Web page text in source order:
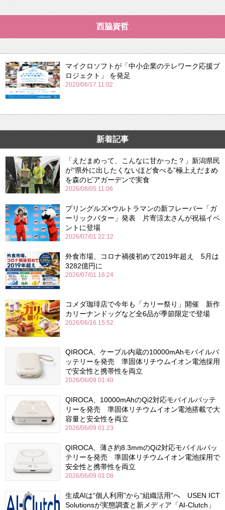
西脇資哲
マイクロソフトが「中小企業のテレワーク応援プ
ロジェクト」 を発足
2020/06/17 11:02
新着記事
「えだまめって、こんなに甘かった？」新潟県民
が“県外に出したくないほど食べる”極上えだまめ
を森のビアガーデンで実食
2026/08/05 11:06
プリングルズ×ウルトラマンの新フレーバー「ガ
ーリックバター」発表 片寄涼太さんが祝福イベ
ントに登場
2026/07/01 22:12
外食市場、コロナ禍後初めて2019年超え 5月は
3282億円に
2026/07/01 16:24
コメダ珈琲店で今年も「カリー祭り」開催 新作
カリーナンドッグなど全6品が季節限定で登場
2026/06/16 15:52
QIROCA、ケーブル内蔵の10000mAhモバイルバ
ッテリーを発売 準固体リチウムイオン電池採用
で安全性と携帯性を両立
2026/06/09 01:40
QIROCA、10000mAhのQi2対応モバイルバッテ
リーを発売 準固体リチウムイオン電池搭載で大
容量と安全性を両立
2026/06/09 01:23
QIROCA、薄さ約8.3mmのQi2対応モバイルバッ
テリーを発売 準固体リチウムイオン電池採用で
安全性と携帯性を両立
2026/06/09 01:08
生成AIは“個人利用”から“組織活用”へ USEN ICT
Solutionsが実態調査と新メディア「AI-Clutch」